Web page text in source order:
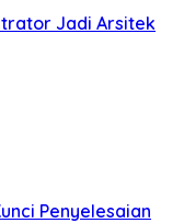
Jadi Arsitek
Penyelesaian